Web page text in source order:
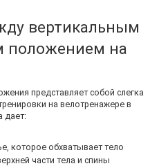
вертикальным
положением на
представляет собой слегка
на велотренажере в
дает:
которое обхватывает тело
части тела и спины